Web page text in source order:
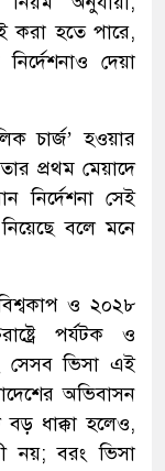
করা হতে পারে,
দেয়া
চার্জ’ হওয়ার
প্রথম মেয়াদে
নির্দেশনা সেই
বলে মনে
ও ২০২৮
পর্যটক ও
সেসব ভিসা এই
অভিবাসন
বড় ধাক্কা হলেও,
নয়; বরং ভিসা